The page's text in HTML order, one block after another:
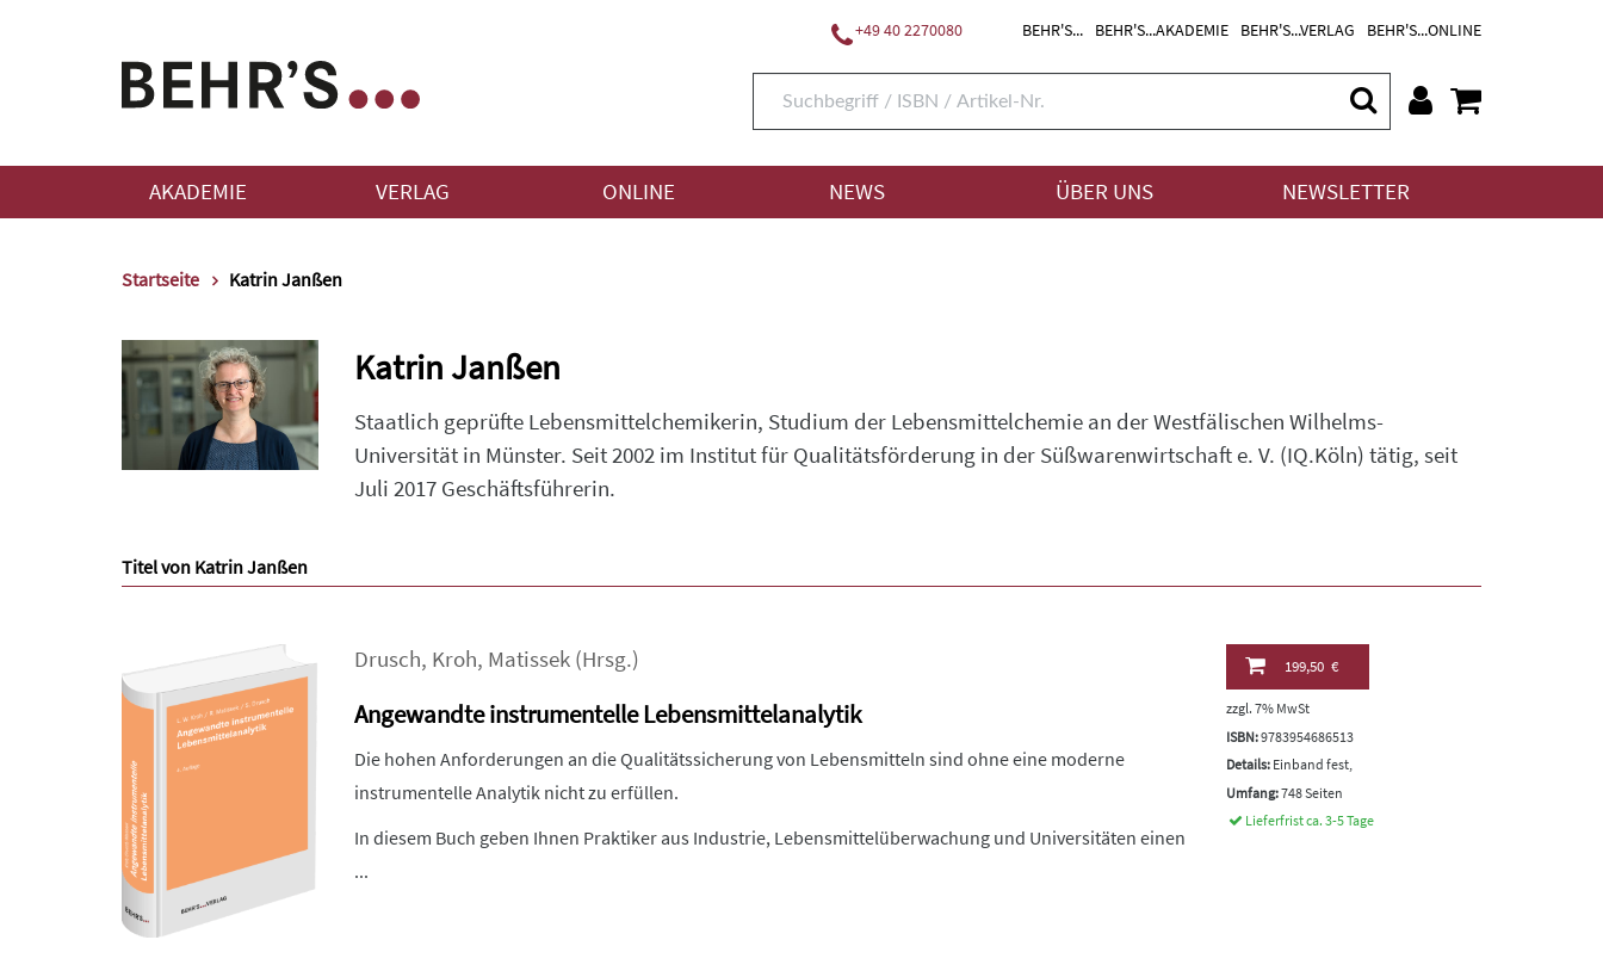
+49 40 2270080 BEHR'S... BEHR'S...AKADEMIE BEHR'S...VERLAG BEHR'S...ONLINE
AKADEMIE VERLAG ONLINE NEWS ÜBER UNS NEWSLETTER
Startseite Katrin Janßen
Katrin Janßen
Staatlich geprüfte Lebensmittelchemikerin, Studium der Lebensmittelchemie an der Westfälischen Wilhelms-
Universität in Münster. Seit 2002 im Institut für Qualitätsförderung in der Süßwarenwirtschaft e. V. (IQ.Köln) tätig, seit
Juli 2017 Geschäftsführerin.
Titel von Katrin Janßen
Drusch, Kroh, Matissek (Hrsg.)
Angewandte instrumentelle Lebensmittelanalytik
Die hohen Anforderungen an die Qualitätssicherung von Lebensmitteln sind ohne eine moderne
instrumentelle Analytik nicht zu erfüllen.
In diesem Buch geben Ihnen Praktiker aus Industrie, Lebensmittelüberwachung und Universitäten einen
...
199,50 €
zzgl. 7% MwSt
ISBN:9783954686513
Details: Einband fest,
Umfang:748 Seiten
Lieferfrist ca. 3-5 Tage